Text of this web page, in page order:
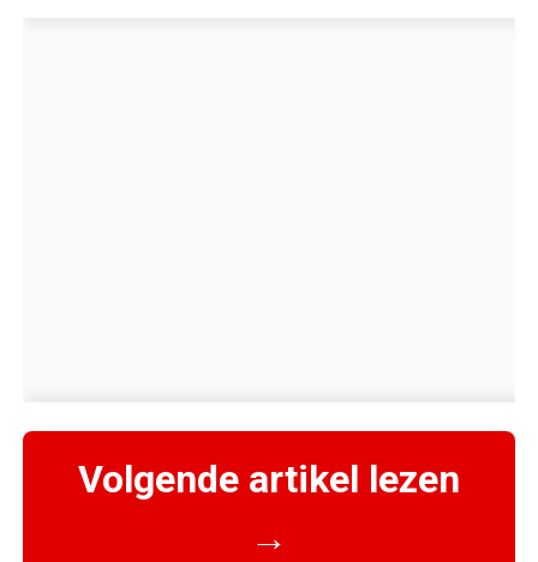
Volgende artikel lezen
→